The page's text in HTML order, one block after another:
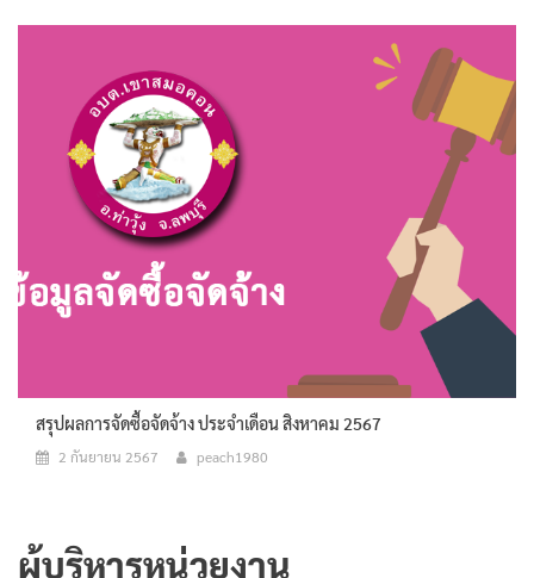
สรุปผลการจัดซื้อจัดจ้าง ประจำเดือน สิงหาคม 2567
2 กันยายน 2567 peach1980
ผู้บริหารหน่วยงาน